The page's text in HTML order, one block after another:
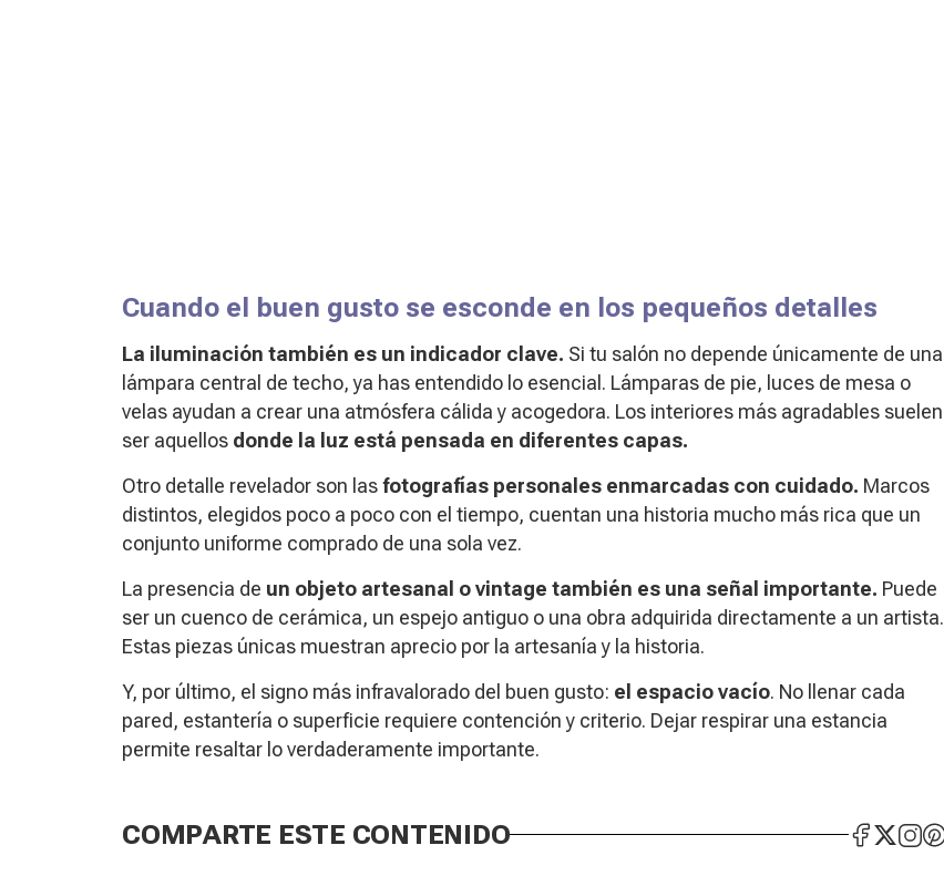
Cuando el buen gusto se esconde en los pequeños detalles
La iluminación también es un indicador clave. Si tu salón no depende únicamente de una
lámpara central de techo, ya has entendido lo esencial. Lámparas de pie, luces de mesa o
velas ayudan a crear una atmósfera cálida y acogedora. Los interiores más agradables suelen
ser aquellos donde la luz está pensada en diferentes capas.
Otro detalle revelador son lasfotografías personales enmarcadas con cuidado. Marcos
distintos, elegidos poco a poco con el tiempo, cuentan una historia mucho más rica que un
conjunto uniforme comprado de una sola vez.
La presencia de un objeto artesanal o vintage también es una señal importante. Puede
ser un cuenco de cerámica, un espejo antiguo o una obra adquirida directamente a un artista.
Estas piezas únicas muestran aprecio por la artesanía y la historia.
Y, por último, el signo más infravalorado del buen gusto: el espacio vacío. No llenar cada
pared, estantería o superficie requiere contención y criterio. Dejar respirar una estancia
permite resaltar lo verdaderamente importante.
COMPARTE ESTE CONTENIDO